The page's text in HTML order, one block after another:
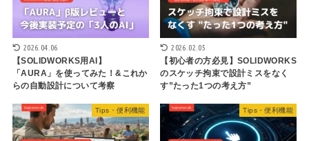
2026.04.06
【SOLIDWORKS用AI】
「AURA」を使ってみた！&これか
らの自動設計について考察
2026.02.05
【初心者の方必見】SOLIDWORKS
のスケッチ拘束で設計ミスをなく
す”たった1つの考え方”
Tips・便利機能 Tips・便利機能